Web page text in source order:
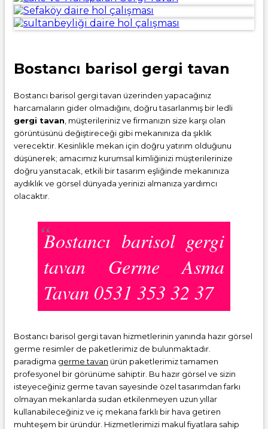
Bostancı barisol gergi tavan
Bostancı barisol gergi tavan üzerinden yapacağınız
harcamaların gider olmadığını, doğru tasarlanmış bir ledli
gergi tavan , müşterileriniz ve firmanızın size karşı olan
görüntüsünü değiştireceği gibi mekanınıza da şıklık
verecektir. Kesinlikle mekan için doğru yatırım olduğunu
düşünerek; amacımız kurumsal kimliğinizi müşterilerinize
doğru yansıtacak, etkili bir tasarım eşliğinde mekanınıza
aydıklık ve görsel dünyada yerinizi almanıza yardımcı
olacaktır.
Bostancı barisol gergi
tavan Germe Asma
Tavan 0531 353 32 37
Bostancı barisol gergi tavan hizmetlerinin yanında hazır görsel
germe resimler de paketlerimiz de bulunmaktadır.
paradigma germe tavan ürün paketlerimiz tamamen
profesyonel bir görünüme sahiptir. Bu hazır görsel ve sizin
isteyeceğiniz germe tavan sayesinde özel tasarımdan farkı
olmayan mekanlarda sudan etkilenmeyen uzun yıllar
kullanabileceğiniz ve iç mekana farklı bir hava getiren
muhteşem bir üründür. Hizmetlerimizi makul fiyatlara sahip